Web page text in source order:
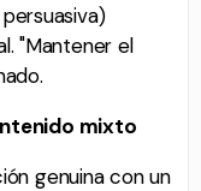
"Mantener el
mixto
genuina con un